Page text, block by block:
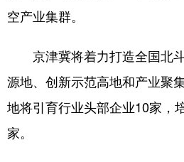
会展 彩票
公益
空产业集群。
京津冀将着力打造全国北
源地、创新示范高地和产业聚
地将引育行业头部企业10家，
家。